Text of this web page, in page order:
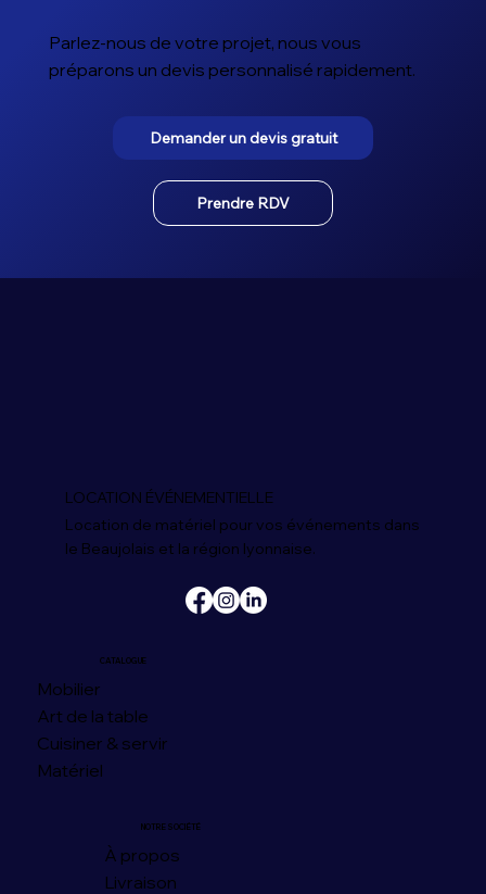
Parlez-nous de votre projet, nous vous
préparons un devis personnalisé rapidement.
Demander un devis gratuit
Prendre RDV
NOTRE SOCIÉTÉ
À propos
Livraison
CATALOGUE
Mobilier
Art de la table
Cuisiner & servir
Matériel
LOCATION ÉVÉNEMENTIELLE
Location de matériel pour vos événements dans
le Beaujolais et la région lyonnaise.